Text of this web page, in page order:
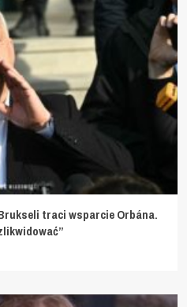
traci wsparcie Orbána.